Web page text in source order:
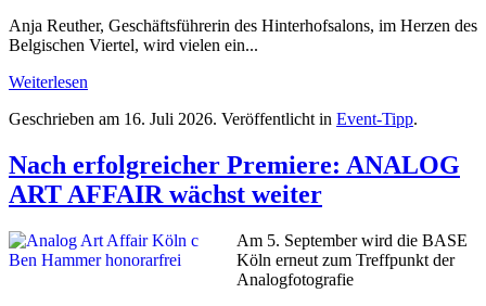
Anja Reuther, Geschäftsführerin des Hinterhofsalons, im Herzen des
Belgischen Viertel, wird vielen ein...
Weiterlesen
Geschrieben am 16. Juli 2026. Veröffentlicht in Event-Tipp.
Nach erfolgreicher Premiere: ANALOG
ART AFFAIR wächst weiter
Am 5. September wird die BASE
Köln erneut zum Treffpunkt der
Analogfotografie